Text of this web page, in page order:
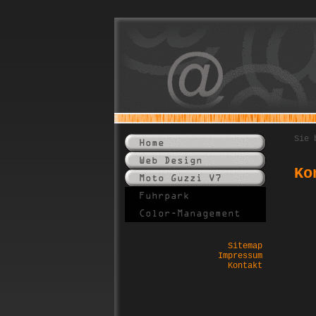
Sitemap
Impressum
Kontakt
Sie